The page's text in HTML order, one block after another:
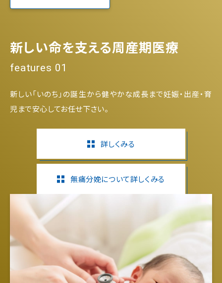
新しい命を支える周産期医療
features 01
新しい「いのち」の誕生から健やかな成長まで妊娠・出産・育
児まで安心してお任せ下さい。
詳しくみる
無痛分娩について詳しくみる